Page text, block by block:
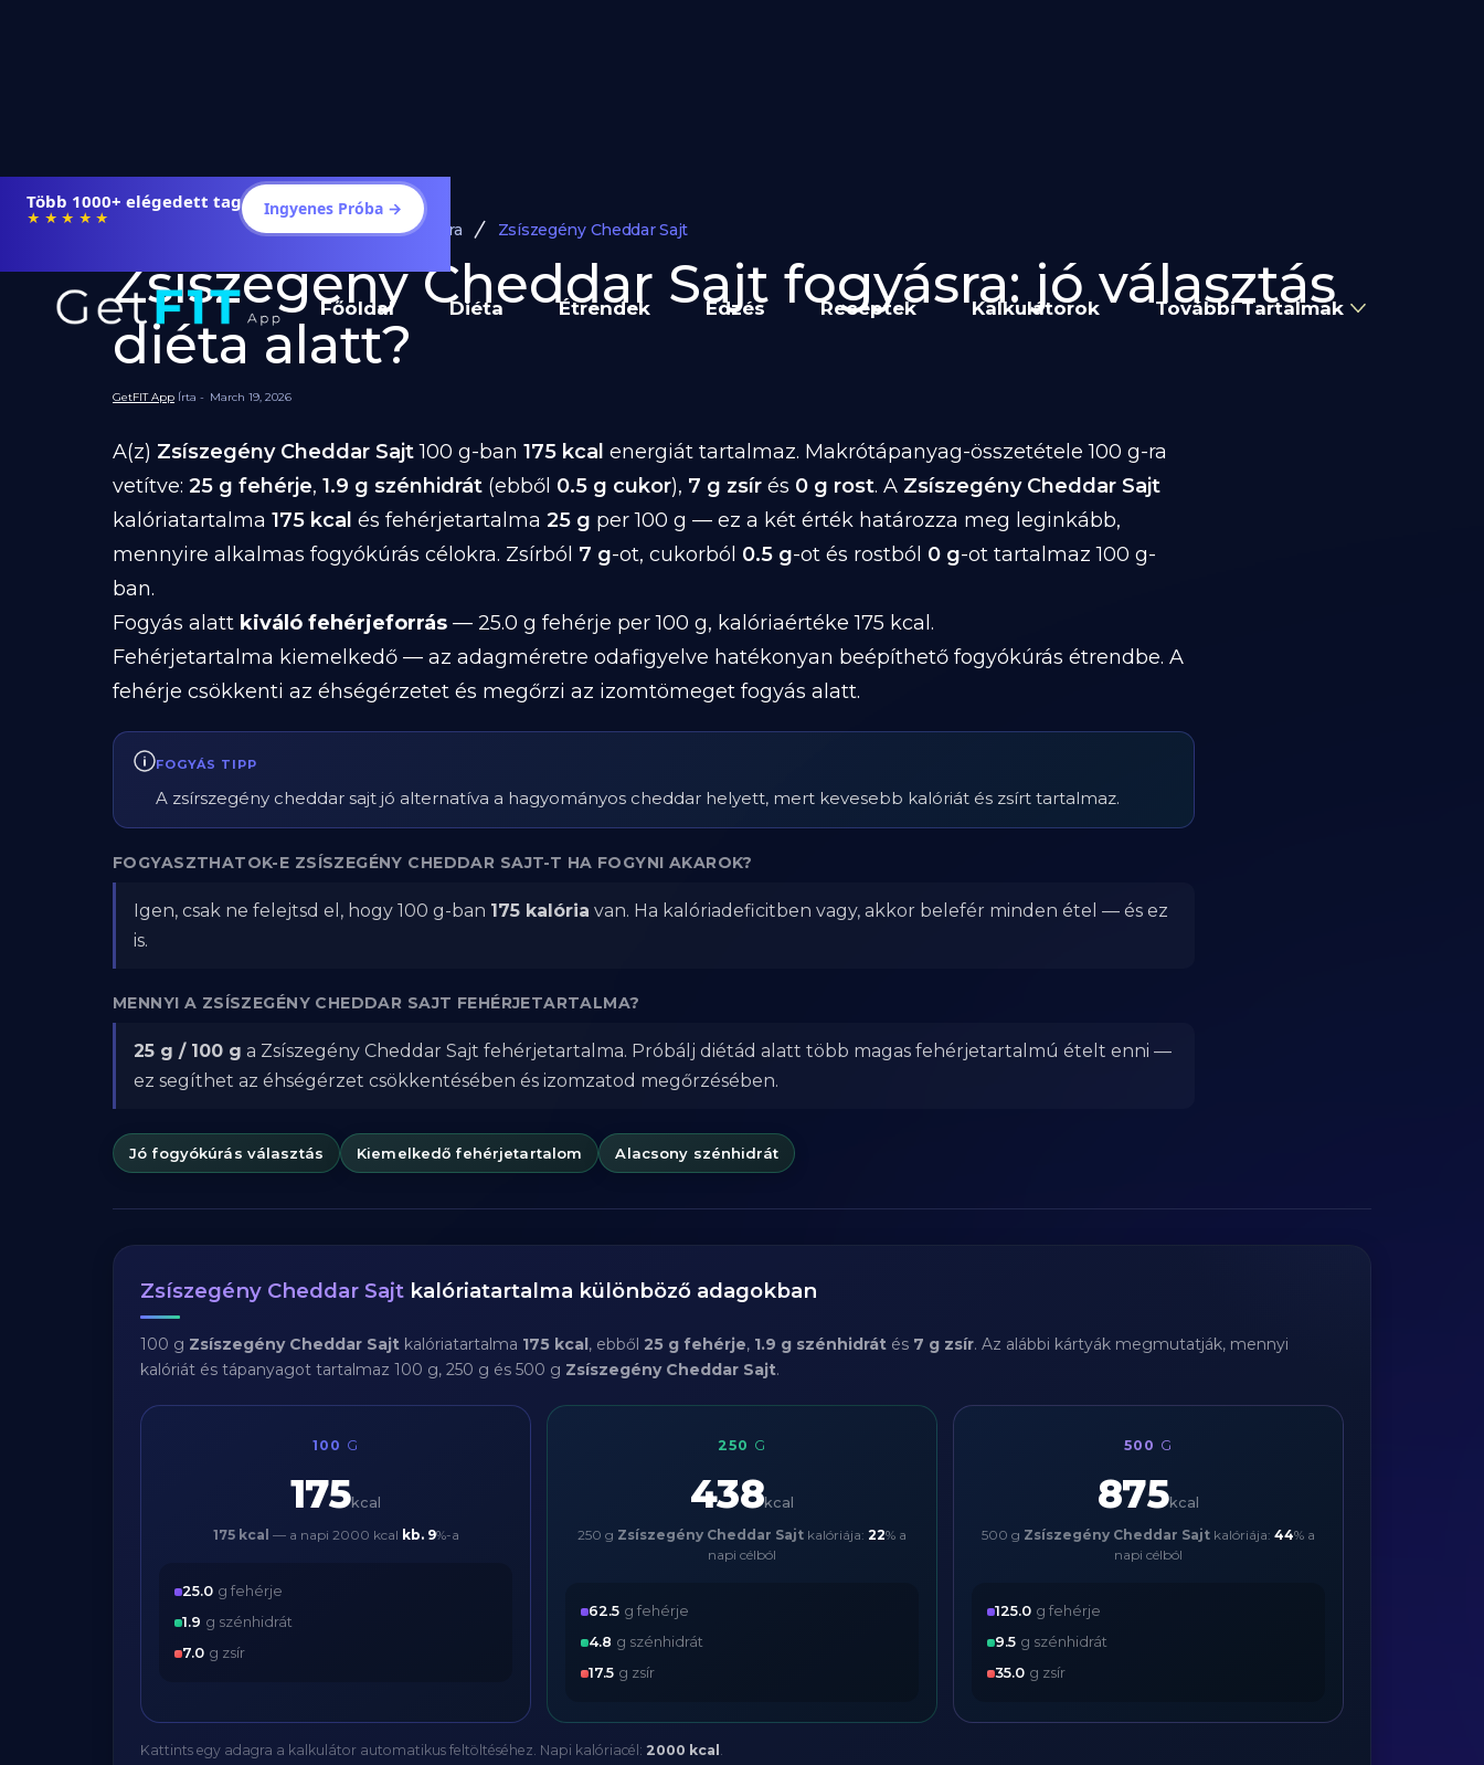
Több 1000+ elégedett tag
★★★★★ Ingyenes Próba →
Főoldal Diéta Étrendek Edzés Receptek Kalkulátorok További Tartalmak
Diéta és Étrend Ételek Fogyásra Zsíszegény Cheddar Sajt
Zsíszegény Cheddar Sajt fogyásra: jó választás
diéta alatt?
GetFIT App Írta - March 19, 2026
A(z) Zsíszegény Cheddar Sajt100 g-ban 175 kcal energiát tartalmaz. Makrótápanyag-összetétele 100 g-ra
vetítve: 25 g fehérje, 1.9 g szénhidrát (ebből 0.5 g cukor), 7 g zsír és 0 g rost. A Zsíszegény Cheddar Sajt
kalóriatartalma 175 kcal és fehérjetartalma 25 g per 100 g — ez a két érték határozza meg leginkább,
mennyire alkalmas fogyókúrás célokra. Zsírból 7 g-ot, cukorból 0.5 g-ot és rostból 0 g-ot tartalmaz 100 g-
ban.
Fogyás alatt kiváló fehérjeforrás — 25.0 g fehérje per 100 g, kalóriaértéke 175 kcal.
Fehérjetartalma kiemelkedő — az adagméretre odafigyelve hatékonyan beépíthető fogyókúrás étrendbe. A
fehérje csökkenti az éhségérzetet és megőrzi az izomtömeget fogyás alatt.
FOGYÁS TIPP
A zsírszegény cheddar sajt jó alternatíva a hagyományos cheddar helyett, mert kevesebb kalóriát és zsírt tartalmaz.
FOGYASZTHATOK-E ZSÍSZEGÉNY CHEDDAR SAJT-T HA FOGYNI AKAROK?
Igen, csak ne felejtsd el, hogy 100 g-ban 175 kalória van. Ha kalóriadeficitben vagy, akkor belefér minden étel — és ez
is.
MENNYI A ZSÍSZEGÉNY CHEDDAR SAJT FEHÉRJETARTALMA?
25 g / 100 g a Zsíszegény Cheddar Sajt fehérjetartalma. Próbálj diétád alatt több magas fehérjetartalmú ételt enni —
ez segíthet az éhségérzet csökkentésében és izomzatod megőrzésében.
Jó fogyókúrás választás Kiemelkedő fehérjetartalom Alacsony szénhidrát
Zsíszegény Cheddar Sajt kalóriatartalma különböző adagokban
100 g Zsíszegény Cheddar Sajt kalóriatartalma 175 kcal, ebből 25 g fehérje, 1.9 g szénhidrát és 7 g zsír. Az alábbi kártyák megmutatják, mennyi
kalóriát és tápanyagot tartalmaz 100 g, 250 g és 500 g Zsíszegény Cheddar Sajt.
100 G
175kcal
175 kcal — a napi 2000 kcal kb. 9%-a
25.0 g fehérje
1.9 g szénhidrát
7.0 g zsír
250 G
438kcal
250 g Zsíszegény Cheddar Sajt kalóriája: 22% a
napi célból
62.5 g fehérje
4.8 g szénhidrát
17.5 g zsír
500 G
875kcal
500 g Zsíszegény Cheddar Sajt kalóriája: 44% a
napi célból
125.0 g fehérje
9.5 g szénhidrát
35.0 g zsír
Kattints egy adagra a kalkulátor automatikus feltöltéséhez. Napi kalóriacél: 2000 kcal .